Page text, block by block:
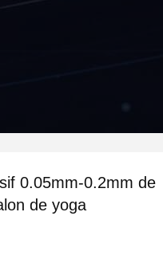
0.05mm-0.2mm de
de yoga